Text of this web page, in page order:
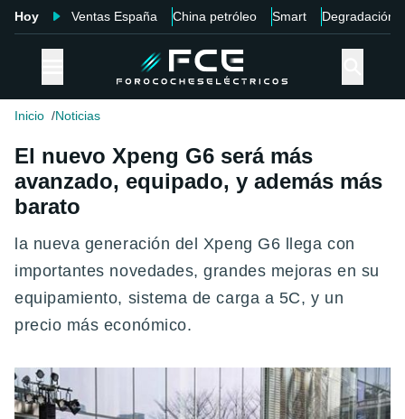
Hoy Ventas España China petróleo Smart Degradación
Inicio Noticias
El nuevo Xpeng G6 será más
avanzado, equipado, y además más
barato
la nueva generación del Xpeng G6 llega con
importantes novedades, grandes mejoras en su
equipamiento, sistema de carga a 5C, y un
precio más económico.